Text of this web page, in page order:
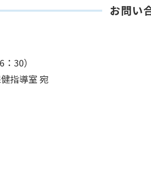
お問い
30）
指導室 宛